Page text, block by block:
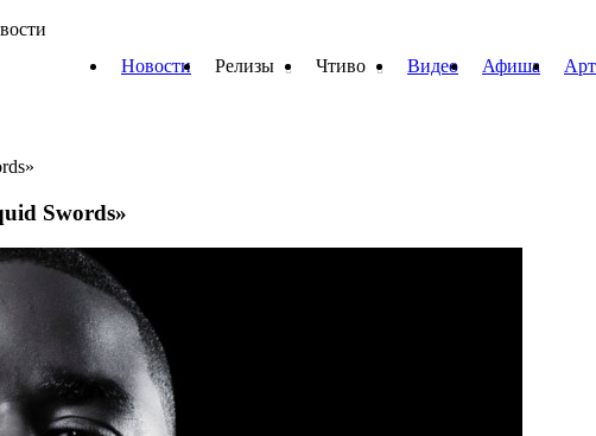
Новости Релизы Чтиво Видео Афиша
Swords»